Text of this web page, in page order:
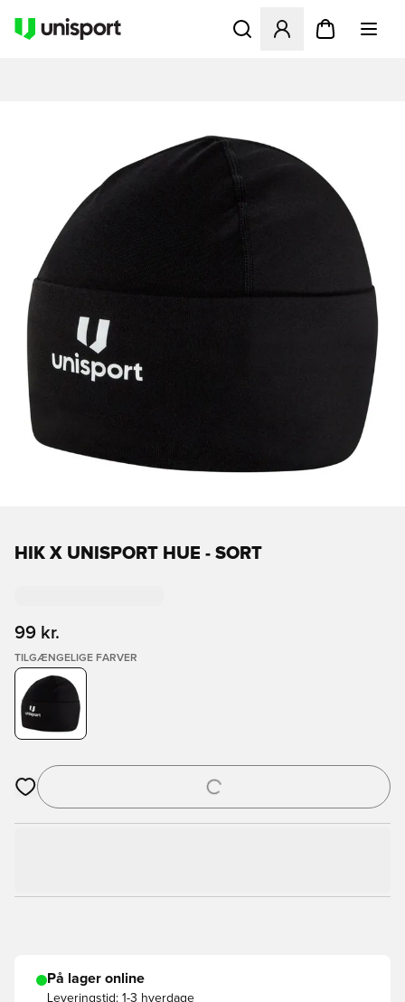
Åbner en Modal til at
HIK X UNISPORT HUE - SORT
99 kr.
TILGÆNGELIGE FARVER
Åbner en Modal til at logge ind eller tilmelde dig som medlem
På lager online
Leveringstid: 1-3 hverdage